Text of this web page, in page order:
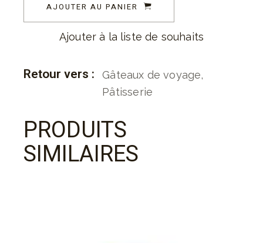
AJOUTER AU PANIER
Ajouter à la liste de souhaits
Retour vers : Gâteaux de voyage,
Pâtisserie
PRODUITS
SIMILAIRES